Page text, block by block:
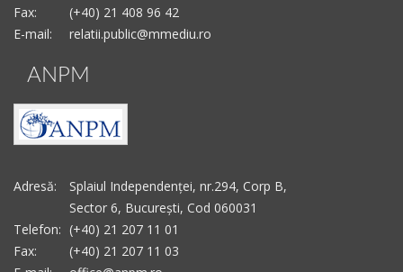
Fax:
(+40) 21 408 96 42
E-mail:
relatii.public@mmediu.ro
ANPM
Adresă:
Splaiul Independenței, nr.294, Corp B,
Sector 6, București, Cod 060031
Telefon: (+40) 21 207 11 01
Fax:
(+40) 21 207 11 03